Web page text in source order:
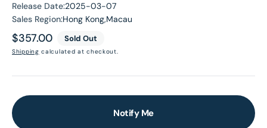
Release Date:2025-03-07
Sales Region:Hong Kong,Macau
Regular
price
$357.00 Sold Out
Shipping calculated at checkout.
Notify Me